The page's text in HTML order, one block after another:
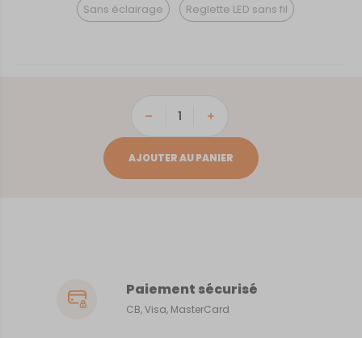
Sans éclairage
Reglette LED sans fil
quantité
Les-
AJOUTER AU PANIER
Paiement sécurisé
CB, Visa, MasterCard